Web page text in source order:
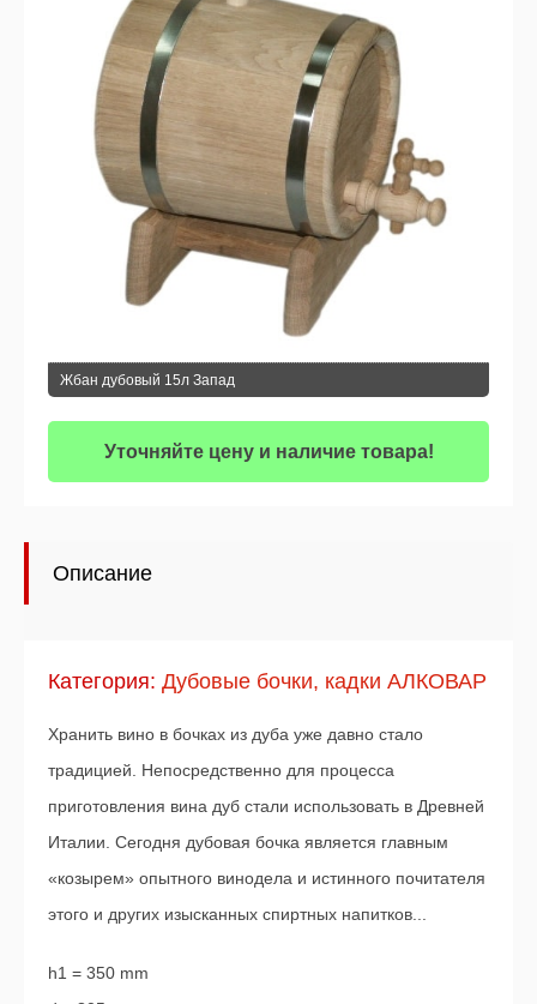
Жбан дубовый 15л Запад
Уточняйте цену и наличие товара!
Описание
Категория: Дубовые бочки, кадки АЛКОВАР
Хранить вино в бочках из дуба уже давно стало
традицией. Непосредственно для процесса
приготовления вина дуб стали использовать в Древней
Италии. Сегодня дубовая бочка является главным
«козырем» опытного винодела и истинного почитателя
этого и других изысканных спиртных напитков...
h1 = 350 mm